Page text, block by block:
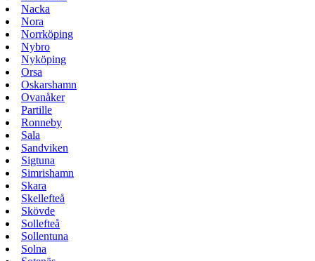
Nacka
Nora
Norrköping
Nybro
Nyköping
Orsa
Oskarshamn
Ovanåker
Partille
Ronneby
Sala
Sandviken
Sigtuna
Simrishamn
Skara
Skellefteå
Skövde
Sollefteå
Sollentuna
Solna